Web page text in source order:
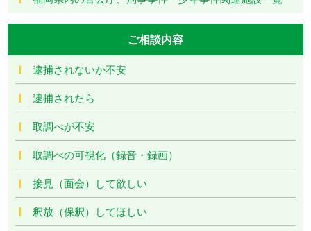
ご相談内容
逮捕されないか不安
逮捕されたら
取調べが不安
取調べの可視化（録音・録画）
接見（面会）して欲しい
釈放（保釈）してほしい